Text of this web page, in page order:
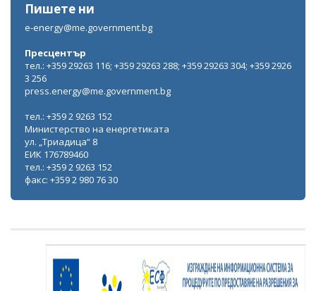
Пишете ни
e-energy@me.government.bg
Пресцентър
тел.: +359 29263 116; +359 29263 288; +359 29263 304; +359 2926
3 256
press.energy@me.government.bg
тел.: +359 2 9263 152
Министерство на енергетиката
ул. „Триадица“ 8
ЕИК 176789460
тел.: +359 2 9263 152
факс: +359 2 980 76 30